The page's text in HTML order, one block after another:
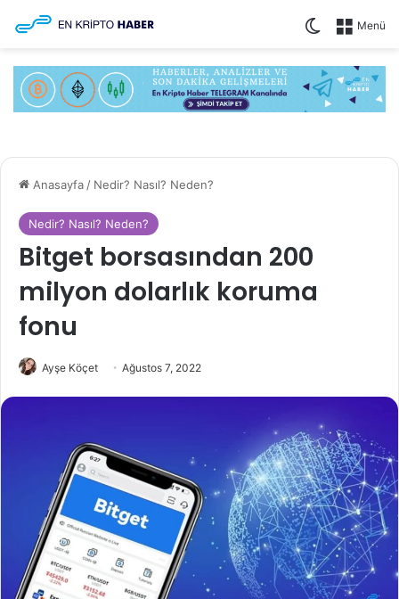
Menü
Dış
Anasayfa / Nedir? Nasıl? Neden?
Nedir? Nasıl? Neden?
Bitget borsasından 200
milyon dolarlık koruma
fonu
Ayşe Köçet Ağustos 7, 2022